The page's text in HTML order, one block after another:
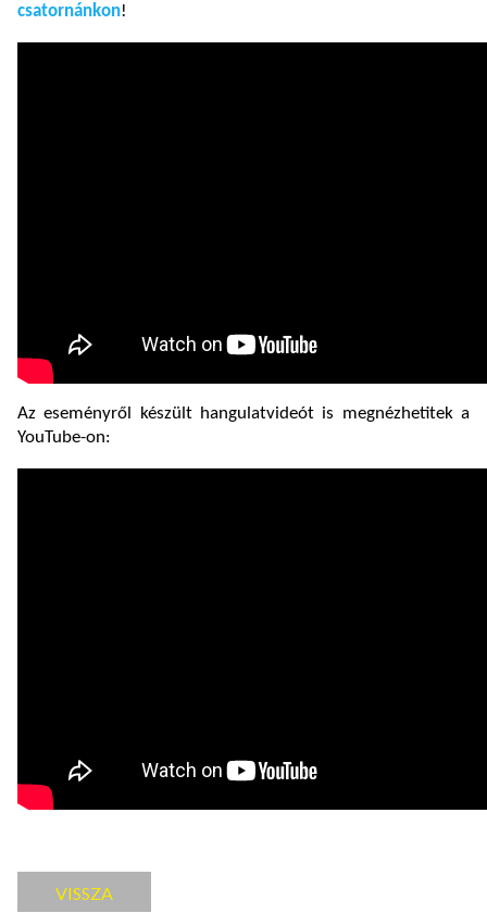
csatornánkon!
Az eseményről készült hangulatvideót is megnézhetitek a
YouTube-on:
VISSZA